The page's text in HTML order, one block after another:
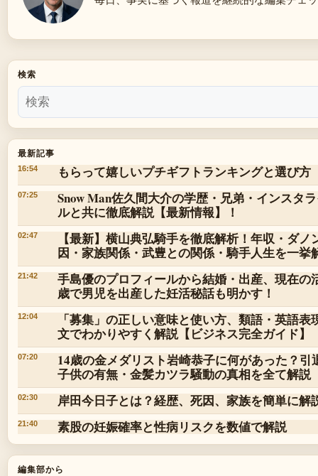
検索
最新記事
16:54 もらって嬉しいプチギフトランキングと選び方
07:25
Snow Man佐久間大介の学歴・兄弟・インスタ
ルと共に徹底解説【最新情報】！
02:47
【最新】横山典弘騎手を徹底解析！年収・ダ
因・家族関係・武豊との関係・騎手人生を一挙
21:42
手島優のプロフィールから結婚・出産、現在の
歳で男児を出産した妊活秘話も明かす！
12:04
「募集」の正しい意味と使い方、類語・英語
文でわかりやすく解説【ビジネス完全ガイド】
07:20
14歳の金メダリスト岩崎恭子に何があった？引
子供の有無・金髪カツラ騒動の真相を全て解説
02:30 岸田今日子とは？経歴、死因、家族を簡単に解
21:40 素股の妊娠確率と性病リスクを数値で解説
編集部から